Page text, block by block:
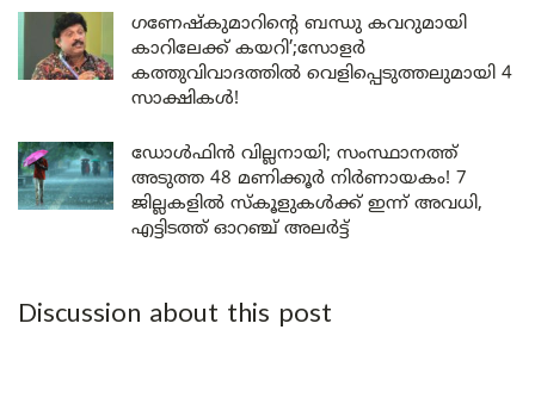
ഗണേഷ്കുമാറിന്റെ ബന്ധു കവറുമായി
കാറിലേക്ക് കയറി’;സോളർ
കത്തുവിവാദത്തിൽ വെളിപ്പെടുത്തലുമായി 4
സാക്ഷികൾ!
ഡോൾഫിൻ വില്ലനായി; സംസ്ഥാനത്ത്
അടുത്ത 48 മണിക്കൂർ നിർണായകം! 7
ജില്ലകളിൽ സ്കൂളുകൾക്ക് ഇന്ന് അവധി,
എട്ടിടത്ത് ഓറഞ്ച് അലർട്ട്
Discussion about this post